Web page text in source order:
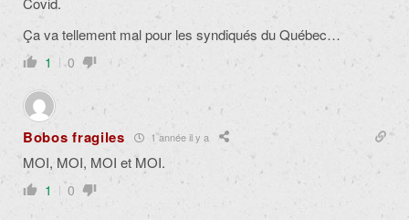
Ça va tellement mal pour les syndiqués du Québec…
1 0
Bobos fragiles 1 année il y a
MOI, MOI, MOI et MOI.
1 0